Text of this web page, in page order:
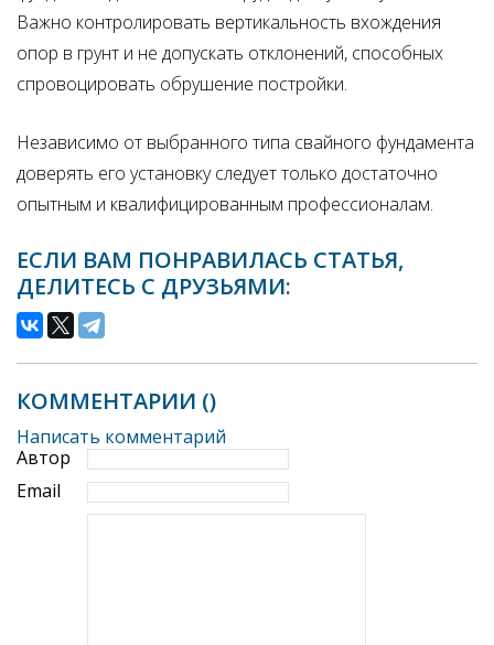
Важно контролировать вертикальность вхождения
опор в грунт и не допускать отклонений, способных
спровоцировать обрушение постройки.
Независимо от выбранного типа свайного фундамента
доверять его установку следует только достаточно
опытным и квалифицированным профессионалам.
ЕСЛИ ВАМ ПОНРАВИЛАСЬ СТАТЬЯ,
ДЕЛИТЕСЬ С ДРУЗЬЯМИ:
КОММЕНТАРИИ ()
Написать комментарий
Автор
Email